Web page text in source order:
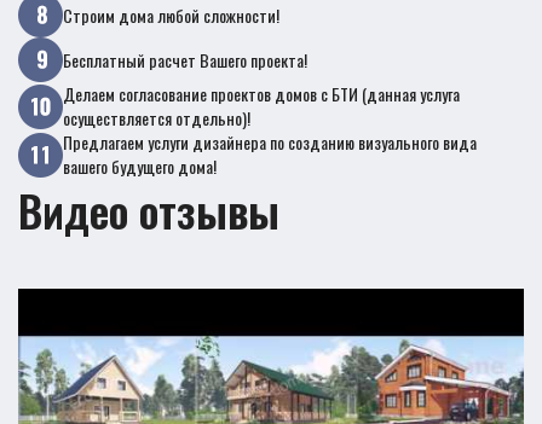
Строим дома любой сложности!
Бесплатный расчет Вашего проекта!
Делаем согласование проектов домов с БТИ (данная услуга
осуществляется отдельно)!
Предлагаем услуги дизайнера по созданию визуального вида
вашего будущего дома!
Видео отзывы